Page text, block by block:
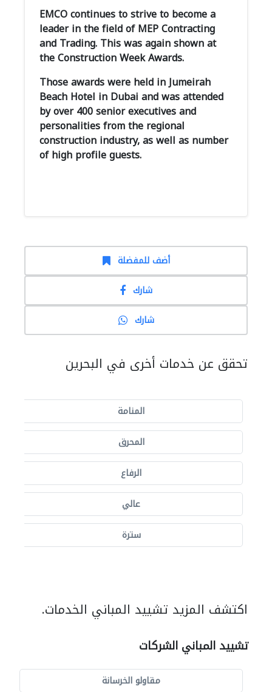
EMCO continues to strive to become a
leader in the field of MEP Contracting
and Trading. This was again shown at
the Construction Week Awards.
Those awards were held in Jumeirah
Beach Hotel in Dubai and was attended
by over 400 senior executives and
personalities from the regional
construction industry, as well as number
of high profile guests.
أضف للمفضلة
شارك
شارك
تحقق عن خدمات أخرى في البحرين
المنامة
المحرق
الرفاع
عالي
سترة
اكتشف المزيد تشييد المباني الخدمات.
تشييد المباني الشركات
مقاولو الخرسانة